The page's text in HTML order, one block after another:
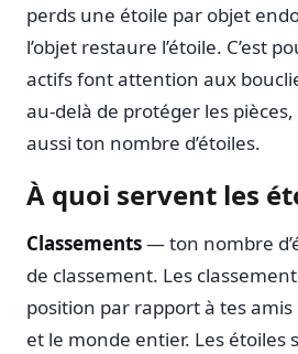
perds une étoile par objet
l’objet restaure l’étoile. C’est
actifs font attention aux
au-delà de protéger les
aussi ton nombre d’étoiles.
À quoi servent les
Classements— ton nombre
de classement. Les
position par rapport à tes amis
et le monde entier. Les étoiles